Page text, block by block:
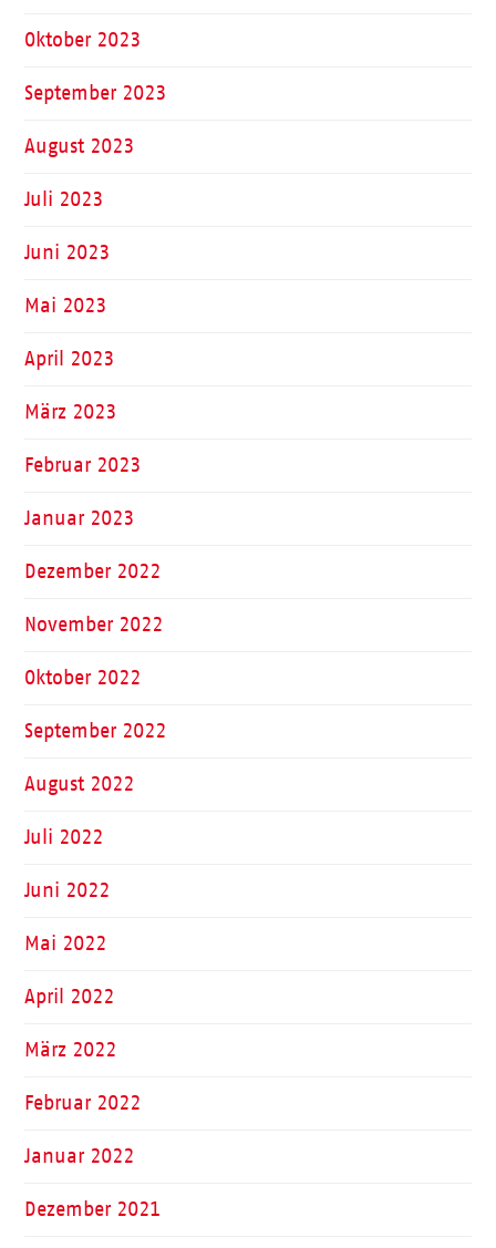
Oktober 2023
September 2023
August 2023
Juli 2023
Juni 2023
Mai 2023
April 2023
März 2023
Februar 2023
Januar 2023
Dezember 2022
November 2022
Oktober 2022
September 2022
August 2022
Juli 2022
Juni 2022
Mai 2022
April 2022
März 2022
Februar 2022
Januar 2022
Dezember 2021